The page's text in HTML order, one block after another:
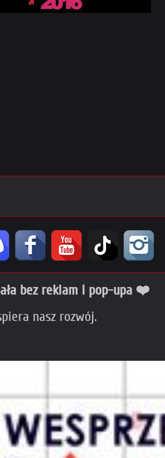
bez reklam i pop-upa ❤️
nasz rozwój.